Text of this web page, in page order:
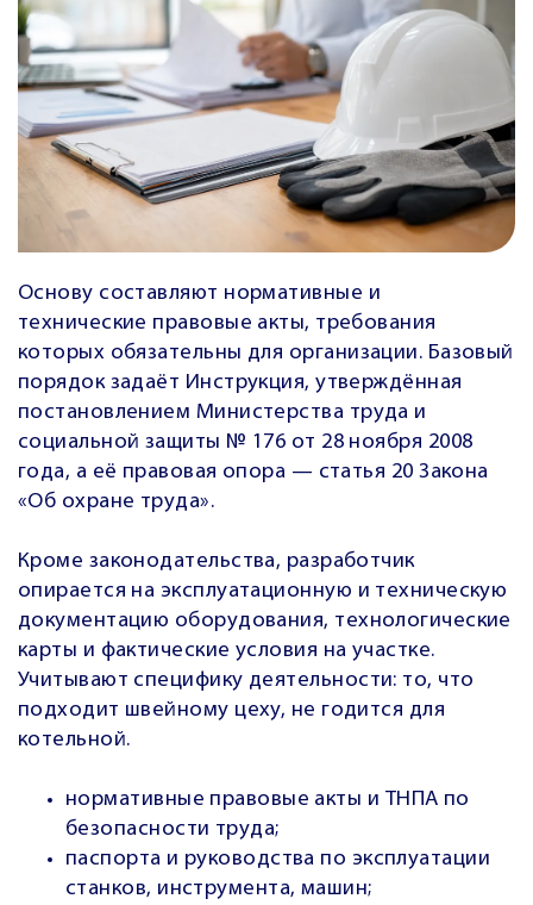
Основу составляют нормативные и
технические правовые акты, требования
которых обязательны для организации. Базовый
порядок задаёт Инструкция, утверждённая
постановлением Министерства труда и
социальной защиты № 176 от 28 ноября 2008
года, а её правовая опора — статья 20 Закона
«Об охране труда».
Кроме законодательства, разработчик
опирается на эксплуатационную и техническую
документацию оборудования, технологические
карты и фактические условия на участке.
Учитывают специфику деятельности: то, что
подходит швейному цеху, не годится для
котельной.
нормативные правовые акты и ТНПА по
безопасности труда;
паспорта и руководства по эксплуатации
станков, инструмента, машин;